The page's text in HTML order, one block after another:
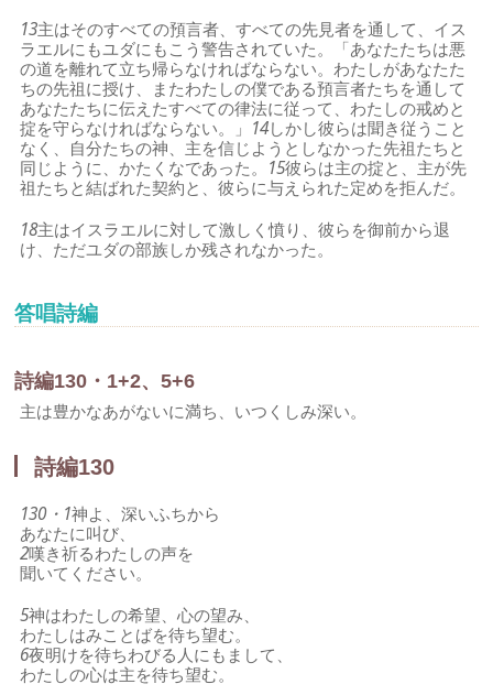
13主はそのすべての預言者、すべての先見者を通して、イス
ラエルにもユダにもこう警告されていた。「あなたたちは悪
の道を離れて立ち帰らなければならない。わたしがあなたた
ちの先祖に授け、またわたしの僕である預言者たちを通して
あなたたちに伝えたすべての律法に従って、わたしの戒めと
掟を守らなければならない。」 14しかし彼らは聞き従うこと
なく、自分たちの神、主を信じようとしなかった先祖たちと
同じように、かたくなであった。 15彼らは主の掟と、主が先
祖たちと結ばれた契約と、彼らに与えられた定めを拒んだ。
18主はイスラエルに対して激しく憤り、彼らを御前から退
け、ただユダの部族しか残されなかった。
答唱詩編
詩編130・1+2、5+6
主は豊かなあがないに満ち、いつくしみ深い。
詩編130
130・1神よ、深いふちから
あなたに叫び、
2嘆き祈るわたしの声を
聞いてください。
5神はわたしの希望、心の望み、
わたしはみことばを待ち望む。
6夜明けを待ちわびる人にもまして、
わたしの心は主を待ち望む。